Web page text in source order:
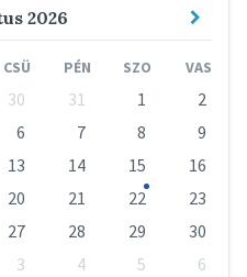
2026
CSÜ PÉN SZO VAS
30 31 1
2
6 7 8
9
13 14 15
16
20 21 22
23
27 28 29
30
3 4 5
6